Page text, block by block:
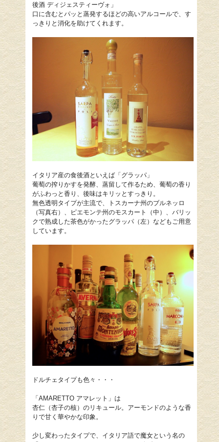
後酒 ディジェスティーヴォ」
口に含むとパッと蒸発するほどの高いアルコールで、す
っきりと消化を助けてくれます。
イタリア産の食後酒といえば「グラッパ」
葡萄の搾りかすを発酵、蒸留して作るため、葡萄の香り
がふわっと香り、後味はキリッとすっきり。
無色透明タイプが主流で、トスカーナ州のブルネッロ
（写真右）、ピエモンテ州のモスカート（中）、バリッ
クで熟成した茶色がかったグラッパ（左）などもご用意
しています。
ドルチェタイプも色々・・・
「AMARETTO アマレット」は
杏仁（杏子の核）のリキュール。アーモンドのような香
りで甘く華やかな印象。
少し変わったタイプで、イタリア語で魔女という名の